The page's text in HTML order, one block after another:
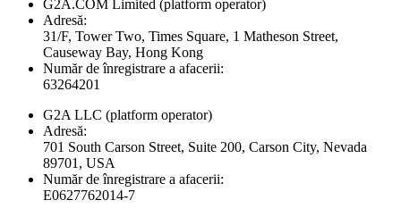
G2A.COM Limited (platform operator)
Adresă:
31/F, Tower Two, Times Square, 1 Matheson Street,
Causeway Bay, Hong Kong
Număr de înregistrare a afacerii:
63264201
G2A LLC (platform operator)
Adresă:
701 South Carson Street, Suite 200, Carson City, Nevada
89701, USA
Număr de înregistrare a afacerii:
E0627762014-7